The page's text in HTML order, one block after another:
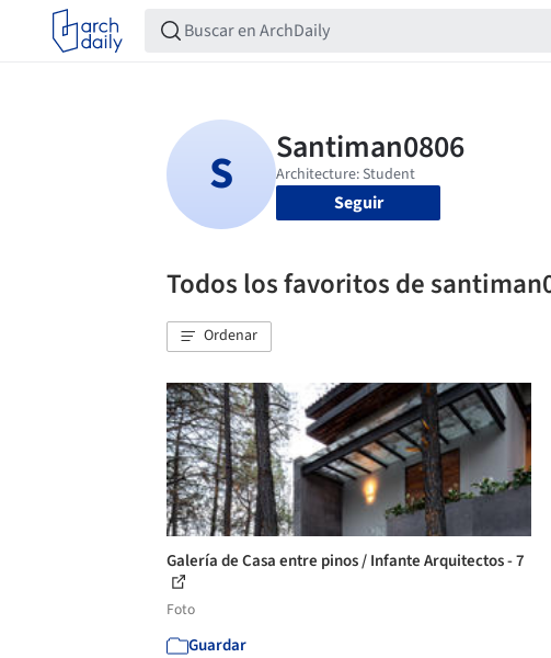
Seguir
Todos los favoritos de
Ordenar
Galería de Casa entre pinos / Infante Arquitectos - 7
Foto
Guardar